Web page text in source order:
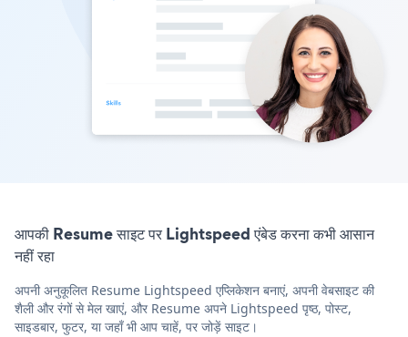
आपकी Resume साइट पर Lightspeed एंबेड करना कभी आसान
नहीं रहा
अपनी अनुकूलित Resume Lightspeed एप्लिकेशन बनाएं, अपनी वेबसाइट की
शैली और रंगों से मेल खाएं, और Resume अपने Lightspeed पृष्ठ, पोस्ट,
साइडबार, फुटर, या जहाँ भी आप चाहें, पर जोड़ें साइट।